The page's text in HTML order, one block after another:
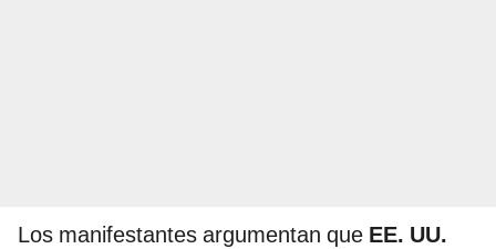
Los manifestantes argumentan que EE. UU.